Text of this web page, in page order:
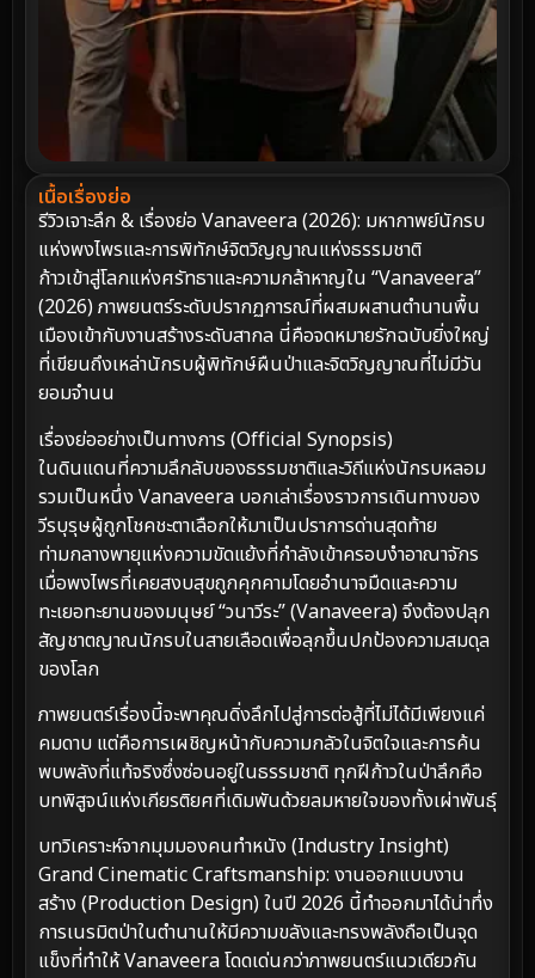
เนื้อเรื่องย่อ
รีวิวเจาะลึก & เรื่องย่อ Vanaveera (2026): มหากาพย์นักรบ
แห่งพงไพรและการพิทักษ์จิตวิญญาณแห่งธรรมชาติ
ก้าวเข้าสู่โลกแห่งศรัทธาและความกล้าหาญใน “Vanaveera”
(2026) ภาพยนตร์ระดับปรากฏการณ์ที่ผสมผสานตำนานพื้น
เมืองเข้ากับงานสร้างระดับสากล นี่คือจดหมายรักฉบับยิ่งใหญ่
ที่เขียนถึงเหล่านักรบผู้พิทักษ์ผืนป่าและจิตวิญญาณที่ไม่มีวัน
ยอมจำนน
เรื่องย่ออย่างเป็นทางการ (Official Synopsis)
ในดินแดนที่ความลึกลับของธรรมชาติและวิถีแห่งนักรบหลอม
รวมเป็นหนึ่ง Vanaveera บอกเล่าเรื่องราวการเดินทางของ
วีรบุรุษผู้ถูกโชคชะตาเลือกให้มาเป็นปราการด่านสุดท้าย
ท่ามกลางพายุแห่งความขัดแย้งที่กำลังเข้าครอบงำอาณาจักร
เมื่อพงไพรที่เคยสงบสุขถูกคุกคามโดยอำนาจมืดและความ
ทะเยอทะยานของมนุษย์ “วนาวีระ” (Vanaveera) จึงต้องปลุก
สัญชาตญาณนักรบในสายเลือดเพื่อลุกขึ้นปกป้องความสมดุล
ของโลก
ภาพยนตร์เรื่องนี้จะพาคุณดิ่งลึกไปสู่การต่อสู้ที่ไม่ได้มีเพียงแค่
คมดาบ แต่คือการเผชิญหน้ากับความกลัวในจิตใจและการค้น
พบพลังที่แท้จริงซึ่งซ่อนอยู่ในธรรมชาติ ทุกฝีก้าวในป่าลึกคือ
บทพิสูจน์แห่งเกียรติยศที่เดิมพันด้วยลมหายใจของทั้งเผ่าพันธุ์
บทวิเคราะห์จากมุมมองคนทำหนัง (Industry Insight)
Grand Cinematic Craftsmanship: งานออกแบบงาน
สร้าง (Production Design) ในปี 2026 นี้ทำออกมาได้น่าทึ่ง
การเนรมิตป่าในตำนานให้มีความขลังและทรงพลังถือเป็นจุด
แข็งที่ทำให้ Vanaveera โดดเด่นกว่าภาพยนตร์แนวเดียวกัน